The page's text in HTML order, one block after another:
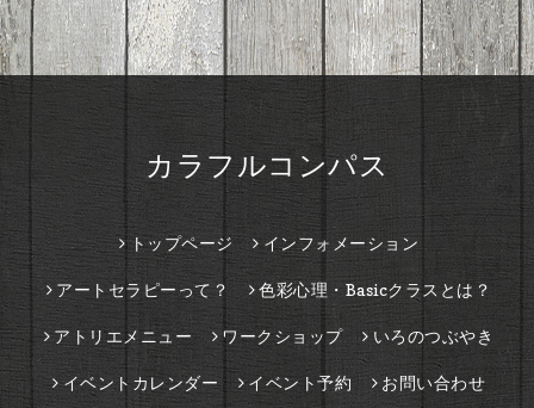
カラフルコンパス
トップページ インフォメーション
アートセラピーって？ 色彩心理・Basicクラスとは？
アトリエメニュー ワークショップ いろのつぶやき
イベントカレンダー イベント予約 お問い合わせ